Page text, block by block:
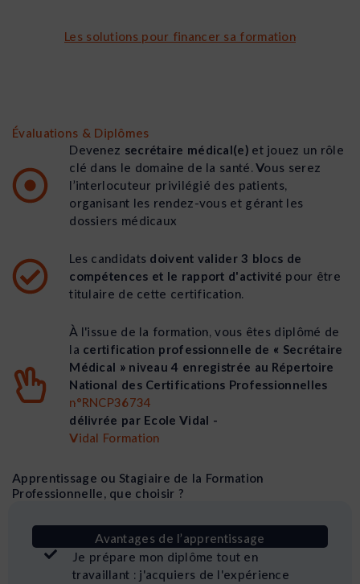
Les solutions pour financer sa formation
Évaluations & Diplômes
Devenez secrétaire médical(e)et jouez un rôle
clé dans le domaine de la santé. Vous serez
l’interlocuteur privilégié des patients,
organisant les rendez-vous et gérant les
dossiers médicaux
Les candidats doivent valider 3 blocs de
compétences et le rapport d'activité pour être
titulaire de cette certification.
À l'issue de la formation, vous êtes diplômé de
la certification professionnelle de « Secrétaire
Médical » niveau 4 enregistrée au Répertoire
National des Certifications Professionnelles
n°RNCP36734
délivrée par Ecole Vidal -
Vidal Formation
Apprentissage ou Stagiaire de la Formation
Professionnelle, que choisir ?
Avantages de l’apprentissage
Je prépare mon diplôme tout en
travaillant : j'acquiers de l'expérience